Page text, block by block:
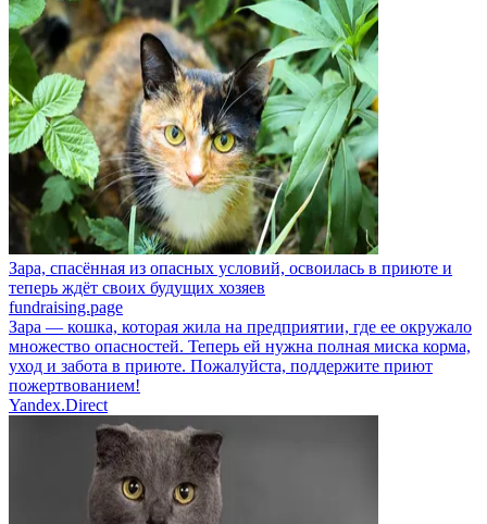
Зара, спасённая из опасных условий, освоилась в приюте и
теперь ждёт своих будущих хозяев
fundraising.page
Зара — кошка, которая жила на предприятии, где ее окружало
множество опасностей. Теперь ей нужна полная миска корма,
уход и забота в приюте. Пожалуйста, поддержите приют
пожертвованием!
Yandex.Direct